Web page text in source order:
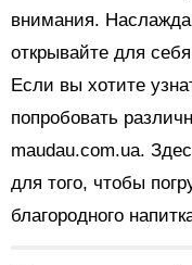
внимания.
открывайте для
Если вы хотите
попробовать
maudau.com.ua.
для того, чтобы
благородного